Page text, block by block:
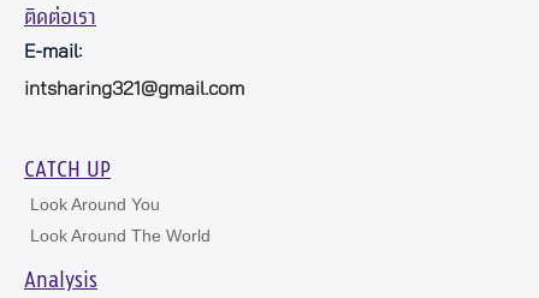
ติดต่อเรา
E-mail:
intsharing321@gmail.com
CATCH UP
Look Around You
Look Around The World
Analysis